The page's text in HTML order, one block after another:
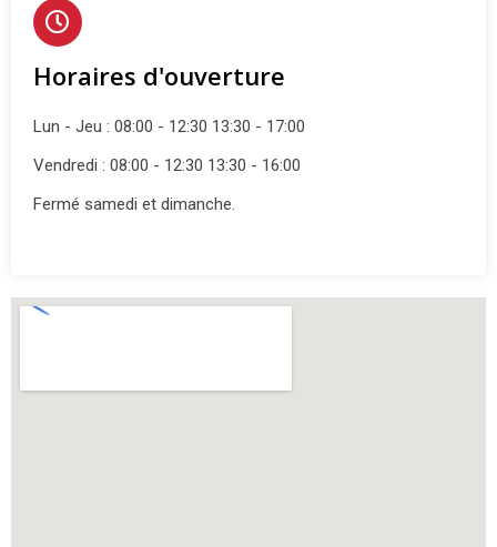
Horaires d'ouverture
Lun - Jeu : 08:00 - 12:30 13:30 - 17:00
Vendredi : 08:00 - 12:30 13:30 - 16:00
Fermé samedi et dimanche.